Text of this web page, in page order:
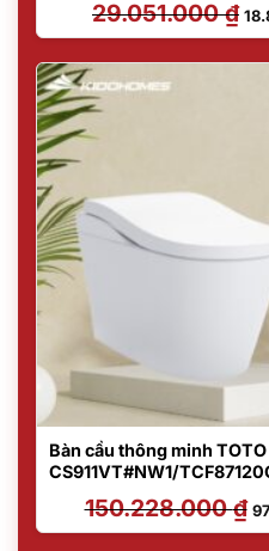
29.051.000₫ Giá
gốc
là:
Bàn cầu thông minh TOTO
CS911VT#NW1/
150.228.000₫ Giá
là: